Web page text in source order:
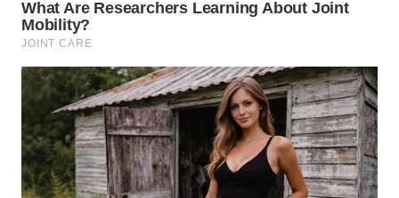
Guarde aágua de arroz preparodiário e use
como tônico após lavar o rosto. Aumente o
consumo dechá verde ,peixese vegetais